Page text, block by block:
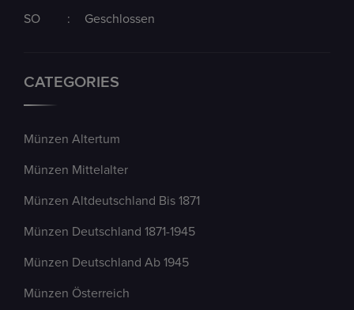
SO : Geschlossen
CATEGORIES
Münzen Altertum
Münzen Mittelalter
Münzen Altdeutschland Bis 1871
Münzen Deutschland 1871-1945
Münzen Deutschland Ab 1945
Münzen Österreich